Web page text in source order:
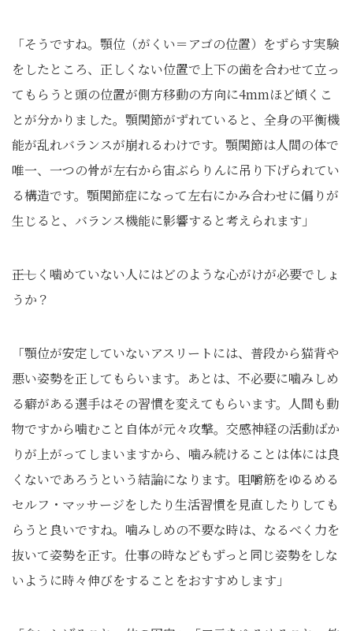
「そうですね。顎位（がくい＝アゴの位置）をずらす実験
をしたところ、正しくない位置で上下の歯を合わせて立っ
てもらうと頭の位置が側方移動の方向に4mmほど傾くこ
とが分かりました。顎関節がずれていると、全身の平衡機
能が乱れバランスが崩れるわけです。顎関節は人間の体で
唯一、一つの骨が左右から宙ぶらりんに吊り下げられてい
る構造です。顎関節症になって左右にかみ合わせに偏りが
生じると、バランス機能に影響すると考えられます」
――正しく噛めていない人にはどのような心がけが必要でしょ
うか？
「顎位が安定していないアスリートには、普段から猫背や
悪い姿勢を正してもらいます。あとは、不必要に噛みしめ
る癖がある選手はその習慣を変えてもらいます。人間も動
物ですから噛むこと自体が元々攻撃。交感神経の活動ばか
りが上がってしまいますから、噛み続けることは体には良
くないであろうという結論になります。咀嚼筋をゆるめる
セルフ・マッサージをしたり生活習慣を見直したりしても
らうと良いですね。噛みしめの不要な時は、なるべく力を
抜いて姿勢を正す。仕事の時などもずっと同じ姿勢をしな
いように時々伸びをすることをおすすめします」